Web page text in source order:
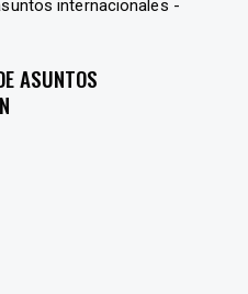
ASUNTOS